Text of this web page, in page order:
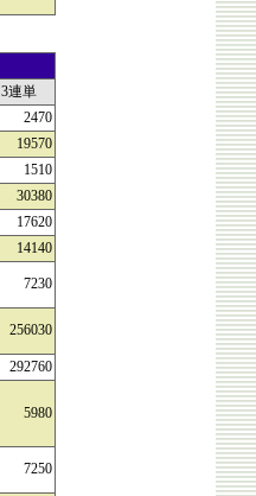
3連単
2470
19570
1510
30380
17620
14140
7230
256030
292760
5980
7250